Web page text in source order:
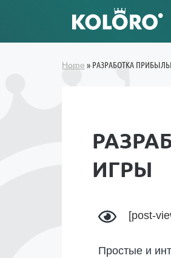
Home » РАЗРАБОТКА
ИГРЫ
[post-
Простые и